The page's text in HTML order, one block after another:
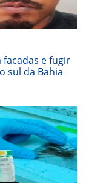
e fugir
sul da Bahia